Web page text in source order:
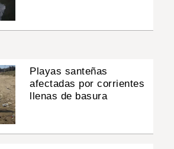
Playas santeñas
afectadas por corrientes
llenas de basura